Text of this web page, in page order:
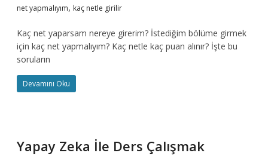
net yapmalıyım, kaç netle girilir
Kaç net yaparsam nereye girerim? İstediğim bölüme girmek
için kaç net yapmalıyım? Kaç netle kaç puan alınır? İşte bu
soruların
Devamını Oku
Yapay Zeka İle Ders Çalışmak